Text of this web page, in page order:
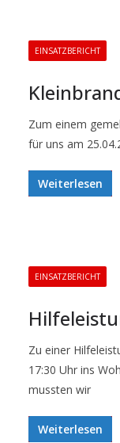
EINSATZBERICHT
Zum einem
für uns am
Weiterlesen
EINSATZBERICHT
Zu einer
17:30 Uhr ins
mussten wir
Weiterlesen